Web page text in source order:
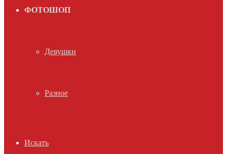
ФОТОШОП
Девушки
Разное
Искать